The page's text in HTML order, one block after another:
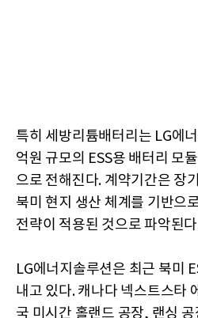
특히 세방리튬배터리는 LG에
억원 규모의 ESS용 배터리 모
으로 전해진다. 계약기간은 장
북미 현지 생산 체계를 기반으
전략이 적용된 것으로 파악된
LG에너지솔루션은 최근 북미
내고 있다. 캐나다 넥스트스타
국 미시간 홀랜드 공장, 랜싱